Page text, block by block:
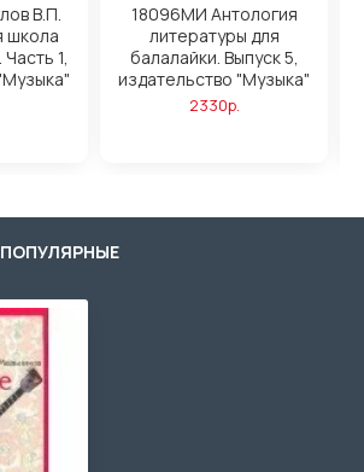
В.П.
школа
1,
18096МИ Антология
литературы для
балалайки. Выпуск 5,
издательство "Музыка"
2330р.
ПОПУЛЯРНЫЕ